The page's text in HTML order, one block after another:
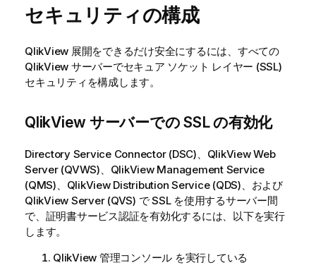
セキュリティの構成
QlikView 展開をできるだけ安全にするには、すべての
QlikView サーバーでセキュア ソケット レイヤー (SSL)
セキュリティを構成します。
QlikView サーバーでの SSL の有効化
Directory Service Connector(DSC)、 QlikViewWeb
Server(QVWS)、 QlikView Management Service
(QMS)、 QlikView Distribution Service(QDS)、および
QlikView Server(QVS) で SSL を使用するサーバー間
で、証明書サービス認証を有効化するには、以下を実行
します。
QlikView 管理コンソール を実行している